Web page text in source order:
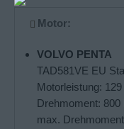
Motor:
VOLVO PENTA
TAD581VE EU
Motorleistung:
Drehmoment:
max.